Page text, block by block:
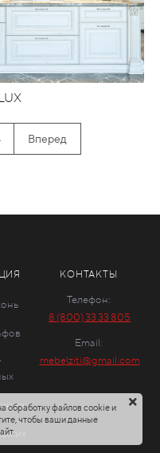
Вперед
КОНТАКТЫ
Телефон:
8 (800) 33 33 805
Email:
mebelziti@gmail.com
обработку файлов cookie и
чтобы ваши данные